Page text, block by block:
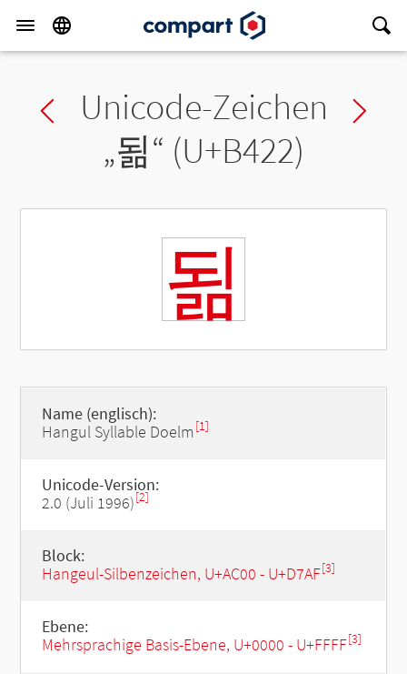
Previous char
Unicode-Zeichen
„됢“ (U+B422)
됢
Name (englisch):
Hangul Syllable Doelm [1]
Unicode-Version:
2.0 (Juli 1996)[2]
Block:
Hangeul-Silbenzeichen, U+AC00 - U+D7AF[3]
Ebene:
Mehrsprachige Basis-Ebene, U+0000 - U+FFFF[3]